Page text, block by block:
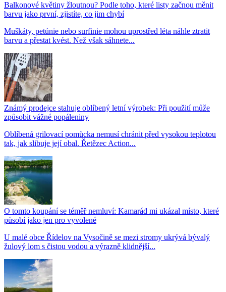
Balkonové květiny žloutnou? Podle toho, které listy začnou měnit
barvu jako první, zjistíte, co jim chybí
Muškáty, petúnie nebo surfinie mohou uprostřed léta náhle ztratit
barvu a přestat kvést. Než však sáhnete...
Známý prodejce stahuje oblíbený letní výrobek: Při použití může
způsobit vážné popáleniny
Oblíbená grilovací pomůcka nemusí chránit před vysokou teplotou
tak, jak slibuje její obal. Řetězec Action...
O tomto koupání se téměř nemluví: Kamarád mi ukázal místo, které
působí jako jen pro vyvolené
U malé obce Řídelov na Vysočině se mezi stromy ukrývá bývalý
žulový lom s čistou vodou a výrazně klidnější...